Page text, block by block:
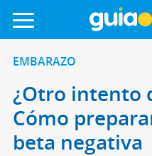
EMBARAZO
¿Otro intento
Cómo
beta negativa